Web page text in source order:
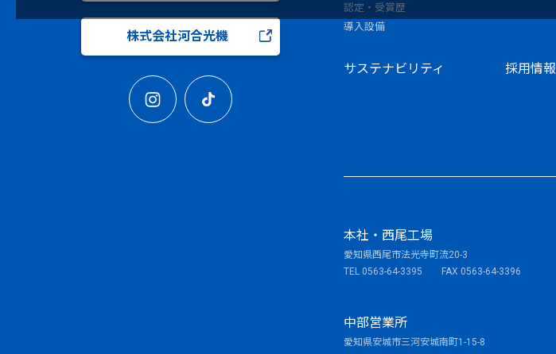
株式会社河合光機
認定・受賞歴
導入設備
サステナビリティ 採用情報
本社・西尾工場
愛知県西尾市法光寺町流20-3
TEL 0563-64-3395 FAX 0563-64-3396
中部営業所
愛知県安城市三河安城南町1-15-8